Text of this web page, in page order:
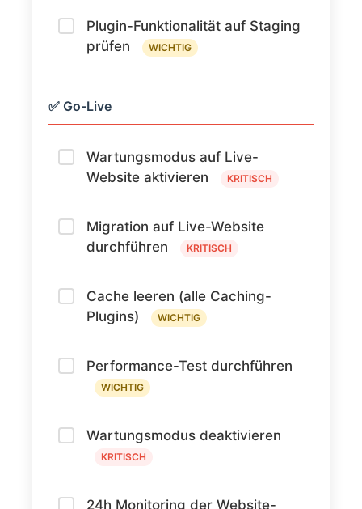
Plugin-Funktionalität auf Staging
prüfen
WICHTIG
✅ Go-Live
Wartungsmodus auf Live-
Website aktivieren
KRITISCH
Migration auf Live-Website
durchführen
KRITISCH
Cache leeren (alle Caching-
Plugins)
WICHTIG
Performance-Test durchführen
WICHTIG
Wartungsmodus deaktivieren
KRITISCH
24h Monitoring der Website-